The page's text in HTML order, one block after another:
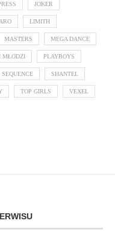
JOKER
LIMITH
MASTERS MEGA DANCE
MŁODZI PLAYBOYS
SEQUENCE SHANTEL
TOP GIRLS VEXEL